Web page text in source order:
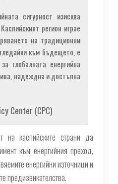
сигурност изисква
регион играе
на традиционни
към бъдещето, е
глобалната енергийна
надеждна и достъпна
Center (CPC)
на каспийските страни да
към енергийния преход,
енергийни източници и
предизвикателства.